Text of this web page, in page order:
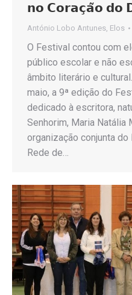
𝗻𝗼 𝗖𝗼𝗿𝗮𝗰̧𝗮̃𝗼 𝗱𝗼
António Lobo Antunes, Elos
O Festival contou com
público escolar e não
âmbito literário e
maio, a 9ª edição do
dedicado à escritora,
Senhorim, Maria Natália
organização conjunta
Rede de…